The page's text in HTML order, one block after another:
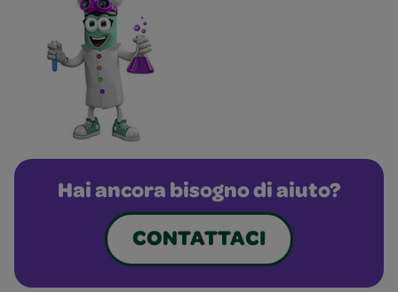
Hai ancora bisogno di aiuto?
CONTATTACI